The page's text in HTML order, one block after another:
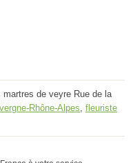
de veyre Rue de la
Rhône-Alpes
fleuriste